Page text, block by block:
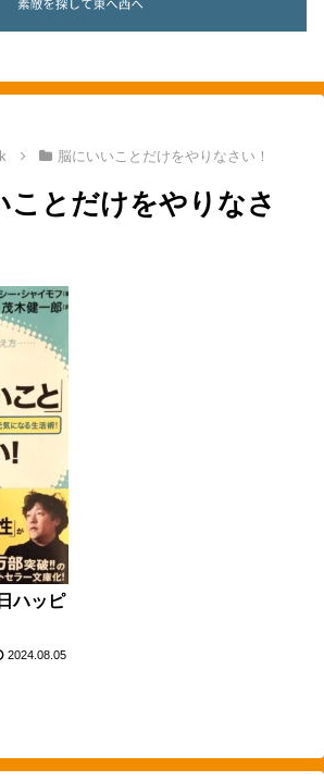
脳にいいことだけをやりなさい！
ことだけをやりなさ
ハッピ
2024.08.05